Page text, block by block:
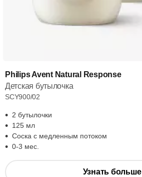
Philips Avent Natural Response
Детская бутылочка
SCY900/02
2 бутылочки
125 мл
Соска с медленным потоком
0-3 мес.
Узнать больше